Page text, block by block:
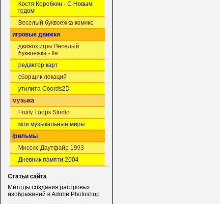
Костя Коробкин - С Новым
годом
Веселый буквоежка комикс
игровые движки
движок игры Веселый
буквоежка - fle
редактор карт
сборщик локаций
утилита Coords2D
музыка
Fruity Loops Studio
мои музыкальные миры
фильмы
Миссис Даутфайр 1993
Дневник памяти 2004
Статьи сайта
Методы создания растровых
изображений в Adobe Photoshop